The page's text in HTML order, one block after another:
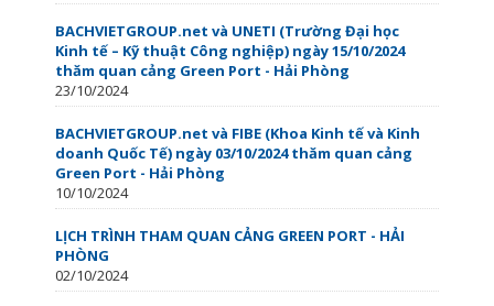
BACHVIETGROUP.net và UNETI (Trường Đại học
Kinh tế – Kỹ thuật Công nghiệp) ngày 15/10/2024
thăm quan cảng Green Port - Hải Phòng
23/10/2024
BACHVIETGROUP.net và FIBE (Khoa Kinh tế và Kinh
doanh Quốc Tế) ngày 03/10/2024 thăm quan cảng
Green Port - Hải Phòng
10/10/2024
LỊCH TRÌNH THAM QUAN CẢNG GREEN PORT - HẢI
PHÒNG
02/10/2024